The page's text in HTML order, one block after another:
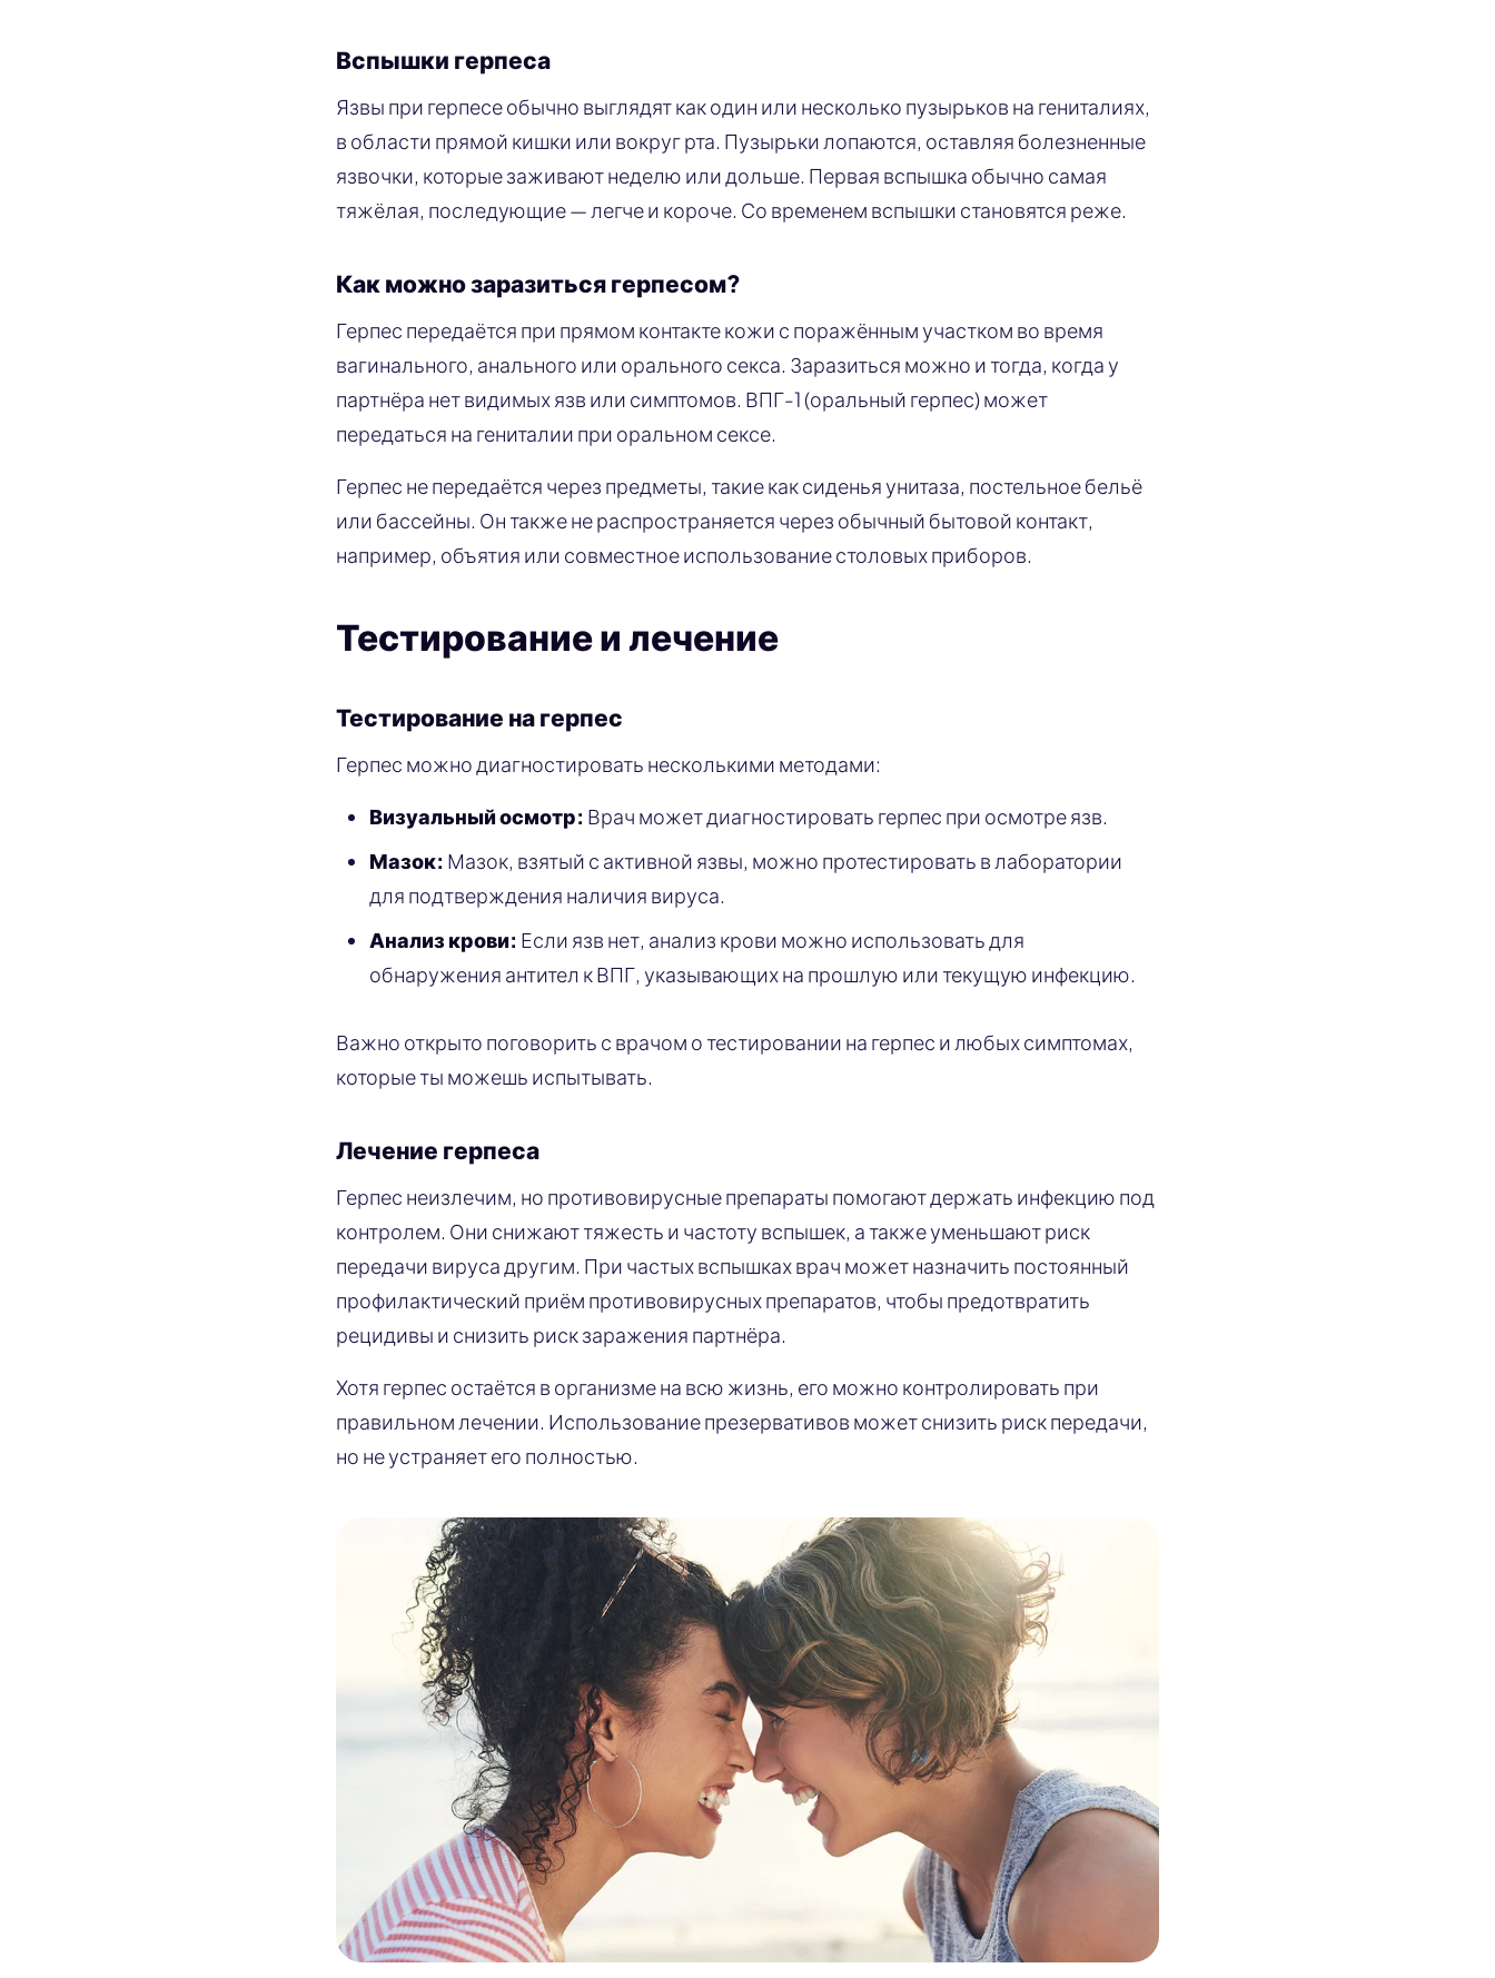
Вспышки герпеса
Язвы при герпесе обычно выглядят как один или несколько пузырьков на гениталиях,
в области прямой кишки или вокруг рта. Пузырьки лопаются, оставляя болезненные
язвочки, которые заживают неделю или дольше. Первая вспышка обычно самая
тяжёлая, последующие — легче и короче. Со временем вспышки становятся реже.
Как можно заразиться герпесом?
Герпес передаётся при прямом контакте кожи с поражённым участком во время
вагинального, анального или орального секса. Заразиться можно и тогда, когда у
партнёра нет видимых язв или симптомов. ВПГ-1 (оральный герпес) может
передаться на гениталии при оральном сексе.
Герпес не передаётся через предметы, такие как сиденья унитаза, постельное бельё
или бассейны. Он также не распространяется через обычный бытовой контакт,
например, объятия или совместное использование столовых приборов.
Тестирование и лечение
Тестирование на герпес
Герпес можно диагностировать несколькими методами:
Визуальный осмотр: Врач может диагностировать герпес при осмотре язв.
Мазок: Мазок, взятый с активной язвы, можно протестировать в лаборатории
для подтверждения наличия вируса.
Анализ крови: Если язв нет, анализ крови можно использовать для
обнаружения антител к ВПГ, указывающих на прошлую или текущую инфекцию.
Важно открыто поговорить с врачом о тестировании на герпес и любых симптомах,
которые ты можешь испытывать.
Лечение герпеса
Герпес неизлечим, но противовирусные препараты помогают держать инфекцию под
контролем. Они снижают тяжесть и частоту вспышек, а также уменьшают риск
передачи вируса другим. При частых вспышках врач может назначить постоянный
профилактический приём противовирусных препаратов, чтобы предотвратить
рецидивы и снизить риск заражения партнёра.
Хотя герпес остаётся в организме на всю жизнь, его можно контролировать при
правильном лечении. Использование презервативов может снизить риск передачи,
но не устраняет его полностью.